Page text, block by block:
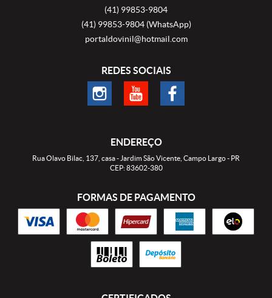
(41) 99853-9804
(41)99853-9804 (WhatsApp)
portaldovinil@hotmail.com
REDES SOCIAIS
ENDEREÇO
Rua Olavo Bilac, 137, casa- Jardim São Vicente, Campo Largo- PR
CEP: 83602-380
FORMAS DE PAGAMENTO